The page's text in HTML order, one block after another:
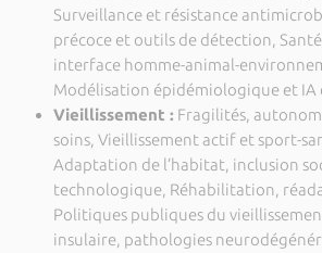
Surveillance et résistance
précoce et outils de détection,
interface homme-animal-
Modélisation épidémiologique et IA
Vieillissement : Fragilités,
soins, Vieillissement actif et sport-
Adaptation de l’habitat, inclusion
technologique, Réhabilitation,
Politiques publiques du
insulaire, pathologies